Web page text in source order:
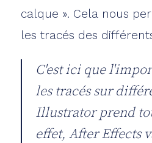
calque ». Cela nous
les tracés des
C'est ici que
les tracés sur
Illustrator prend
effet, After Effects